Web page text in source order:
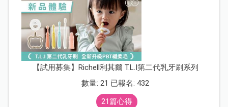
【試用募集】Richell利其爾 T.L.I第二代乳牙刷系列
數量: 21 已報名: 432
21篇心得